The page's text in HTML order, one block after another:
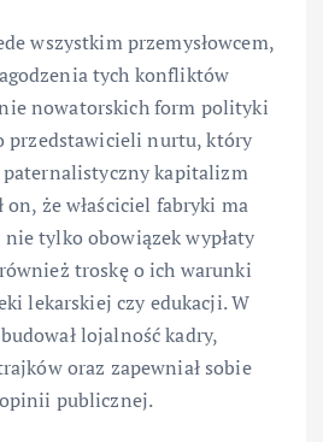
wszystkim przemysłowcem,
tych konfliktów
nowatorskich form polityki
przedstawicieli nurtu, który
kapitalizm
on, że właściciel fabryki ma
tylko obowiązek wypłaty
troskę o ich warunki
lekarskiej czy edukacji. W
lojalność kadry,
oraz zapewniał sobie
publicznej.